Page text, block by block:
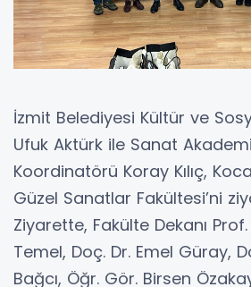
İzmit Belediyesi Kültür ve
Ufuk Aktürk ile Sanat
Koordinatörü Koray Kılıç,
Güzel Sanatlar Fakültesi’ni
Ziyarette, Fakülte Dekanı
Temel, Doç. Dr. Emel Güray,
Bağcı, Öğr. Gör. Birsen